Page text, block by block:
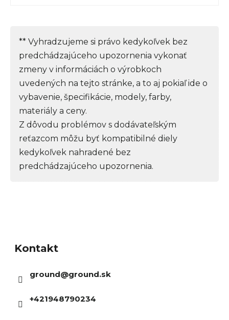
** Vyhradzujeme si právo kedykoľvek bez
predchádzajúceho upozornenia vykonať
zmeny v informáciách o výrobkoch
uvedených na tejto stránke, a to aj pokiaľ ide o
vybavenie, špecifikácie, modely, farby,
materiály a ceny.
Z dôvodu problémov s dodávateľským
reťazcom môžu byť kompatibilné diely
kedykoľvek nahradené bez
predchádzajúceho upozornenia.
Kontakt
ground@ground.sk
+421948790234